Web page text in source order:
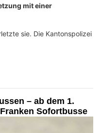
mit einer
sie. Die Kantonspolizei
– ab dem 1.
Sofortbusse